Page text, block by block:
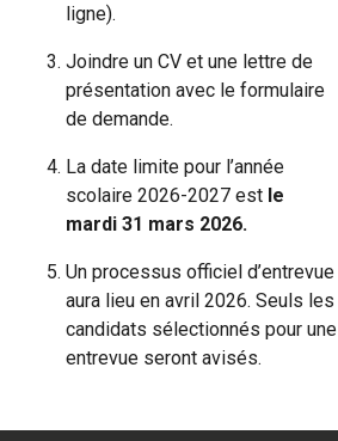
ligne).
Joindre un CV et une lettre de
présentation avec le formulaire
de demande.
La date limite pour l’année
scolaire 2026-2027 est le
mardi 31 mars 2026.
Un processus officiel d’entrevue
aura lieu en avril 2026. Seuls les
candidats sélectionnés pour une
entrevue seront avisés.